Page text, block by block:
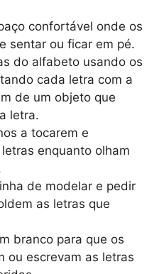
confortável onde os
sentar ou ficar em pé.
do alfabeto usando os
cada letra com a
de um objeto que
letra.
a tocarem e
enquanto olham
de modelar e pedir
as letras que
branco para que os
ou escrevam as letras